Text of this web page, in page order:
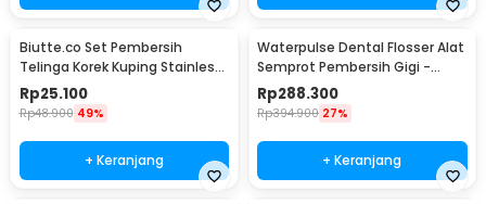
Biutte.co Set Pembersih
Telinga Korek Kuping Stainless
Steel 6 PCS - BA35
Rp25.100
Rp48.900 49%
+ Keranjang
Waterpulse Dental Flosser Alat
Semprot Pembersih Gigi -
V400Plus
Rp288.300
Rp394.900 27%
+ Keranjang